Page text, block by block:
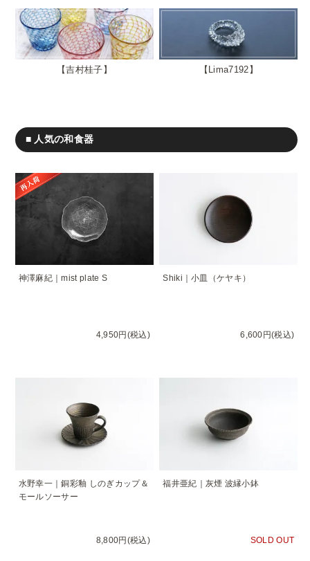
吉村桂子 Lima7192
■ 人気の和食器
神澤麻紀｜mist plate S
4,950円(税込)
Shiki｜小皿（ケヤキ）
6,600円(税込)
水野幸一｜銅彩釉 しのぎカップ＆
モールソーサー
8,800円(税込)
福井亜紀｜灰煙 波縁小鉢
SOLD OUT